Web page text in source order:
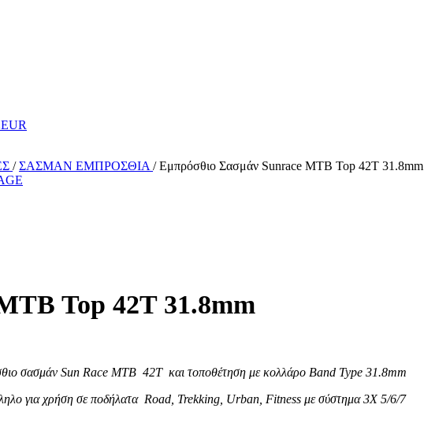
/ ΣΑΣΜΑΝ ΕΜΠΡΟΣΘΙΑ / Εμπρόσθιο Σασμάν Sunrace MTB Top 42T 31.8mm
Top 42T 31.8mm
σασμάν Sun Race MTB 42T και τοποθέτηση με κολλάρο Band Type 31.8mm
για χρήση σε ποδήλατα Road, Trekking, Urban, Fitness με σύστημα 3X 5/6/7